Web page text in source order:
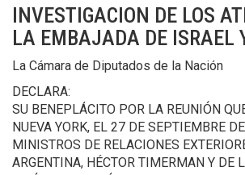
PRESIDENTE
DE
LA
REPUBLICA
BOLIVARIANA
DE
VENEZUELA
COMANDANTE
HUGO
RAFAEL
INVESTIGACION DE LOS
LA EMBAJADA DE ISRAEL
La Cámara de Diputados de la Nación
DECLARA:
SU BENEPLÁCITO POR LA REUNIÓN
NUEVA YORK, EL 27 DE SEPTIEMBRE
MINISTROS DE RELACIONES
ARGENTINA, HÉCTOR TIMERMAN Y DE